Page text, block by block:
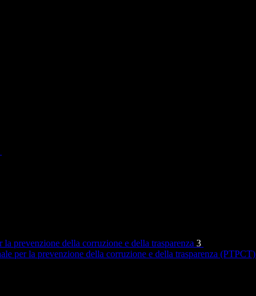
la prevenzione della corruzione e della trasparenza 3
per la prevenzione della corruzione e della trasparenza (PTPCT)